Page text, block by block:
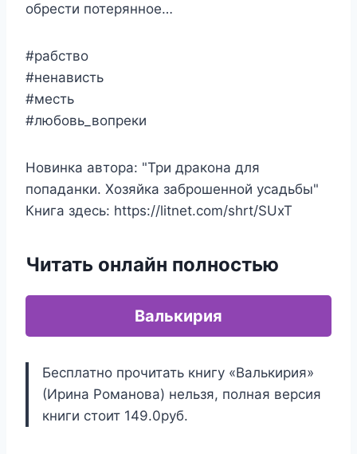
обрести потерянное…
#рабство
#ненависть
#месть
#любовь_вопреки
Новинка автора: "Три дракона для
попаданки. Хозяйка заброшенной усадьбы"
Книга здесь: https://litnet.com/shrt/SUxT
Читать онлайн полностью
Валькирия
Бесплатно прочитать книгу «Валькирия»
(Ирина Романова) нельзя, полная версия
книги стоит 149.0руб.